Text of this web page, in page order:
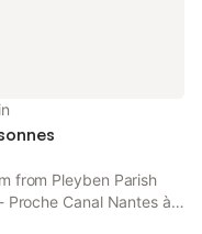
from Pleyben Parish
Proche Canal Nantes à
views, free